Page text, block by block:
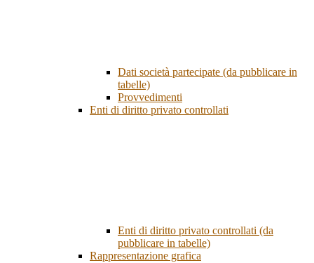
Dati società partecipate (da pubblicare in
tabelle)
Provvedimenti
Enti di diritto privato controllati
Enti di diritto privato controllati (da
pubblicare in tabelle)
Rappresentazione grafica